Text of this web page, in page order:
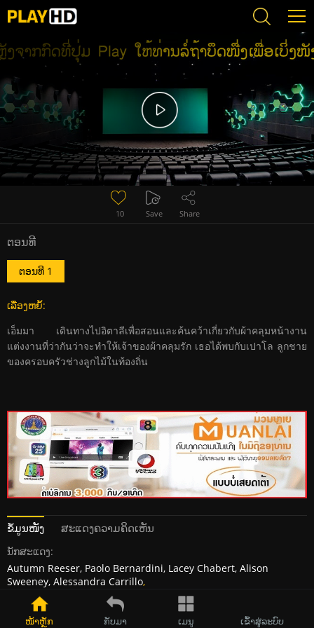
The Wedding Veil Unveiled (2022) (ซับไทย)
10 Save Share
ຕອນທີ
ຕອນທີ 1
ເລື່ອງຫຍໍ້:
เอ็มมา เดินทางไปอิตาลีเพื่อสอนและค้นคว้าเกี่ยวกับผ้าคลุมหน้างาน
แต่งงานที่ว่ากันว่าจะทำให้เจ้าของผ้าคลุมรัก เธอได้พบกับเปาโล ลูกชาย
ของครอบครัวช่างลูกไม้ในท้องถิ่น
ຂໍ້ມູນໜັງ ສະແດງຄວາມຄິດເຫັນ
ນັກສະແດງ:
Autumn Reeser, Paolo Bernardini, Lacey Chabert, Alison
Sweeney, Alessandra Carrillo,
ຜູ້ກໍາກັບ:
Terry Ingram
ໜ້າຫຼັກ ກັບມາ ເມນູ ເຂົ້າສູ່ລະບົບ